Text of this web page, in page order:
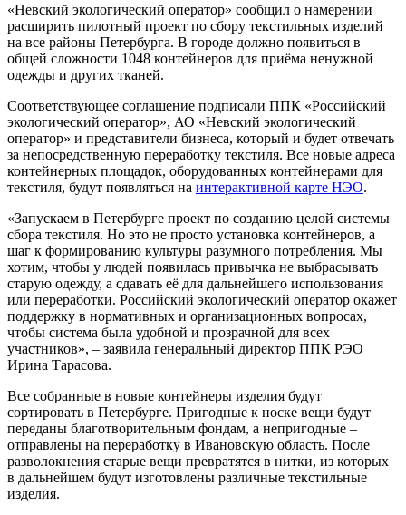
«Невский экологический оператор» сообщил о намерении
расширить пилотный проект по сбору текстильных изделий
на все районы Петербурга. В городе должно появиться в
общей сложности 1048 контейнеров для приёма ненужной
одежды и других тканей.
Соответствующее соглашение подписали ППК «Российский
экологический оператор», АО «Невский экологический
оператор» и представители бизнеса, который и будет отвечать
за непосредственную переработку текстиля. Все новые адреса
контейнерных площадок, оборудованных контейнерами для
текстиля, будут появляться на интерактивной карте НЭО.
«Запускаем в Петербурге проект по созданию целой системы
сбора текстиля. Но это не просто установка контейнеров, а
шаг к формированию культуры разумного потребления. Мы
хотим, чтобы у людей появилась привычка не выбрасывать
старую одежду, а сдавать её для дальнейшего использования
или переработки. Российский экологический оператор окажет
поддержку в нормативных и организационных вопросах,
чтобы система была удобной и прозрачной для всех
участников», – заявила генеральный директор ППК РЭО
Ирина Тарасова.
Все собранные в новые контейнеры изделия будут
сортировать в Петербурге. Пригодные к носке вещи будут
переданы благотворительным фондам, а непригодные –
отправлены на переработку в Ивановскую область. После
разволокнения старые вещи превратятся в нитки, из которых
в дальнейшем будут изготовлены различные текстильные
изделия.